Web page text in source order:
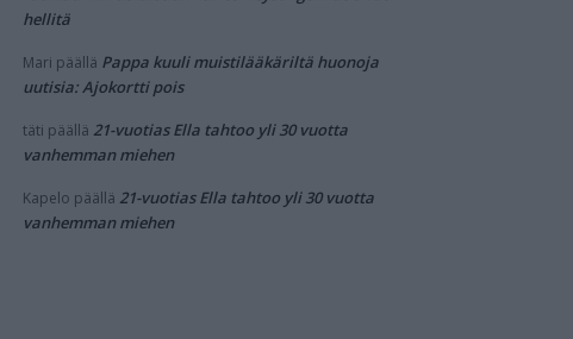
hellitä
Mari päällä Pappa kuuli muistilääkäriltä huonoja
uutisia: Ajokortti pois
täti päällä 21-vuotias Ella tahtoo yli 30 vuotta
vanhemman miehen
Kapelo päällä 21-vuotias Ella tahtoo yli 30 vuotta
vanhemman miehen